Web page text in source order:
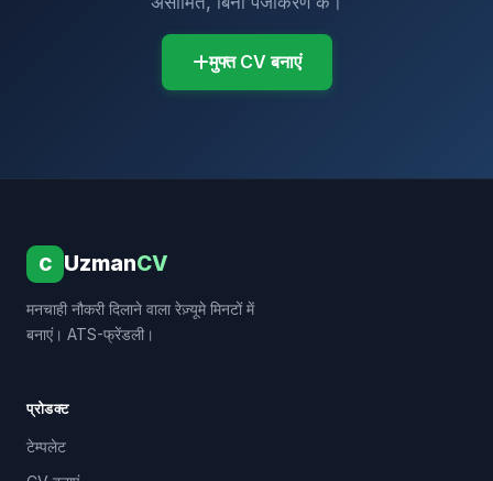
मुफ्त CV बनाएं
C UzmanCV
मनचाही नौकरी दिलाने वाला रेज़्यूमे मिनटों में
बनाएं। ATS-फ्रेंडली।
प्रोडक्ट
टेम्पलेट